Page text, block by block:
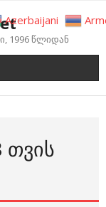
1996 წლიდან
ᲗᲕᲘᲡ
Azerbaijani